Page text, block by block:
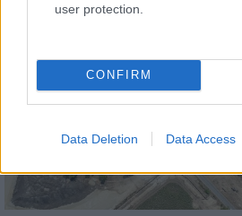
user protection.
CONFIRM
Data Deletion Data Access